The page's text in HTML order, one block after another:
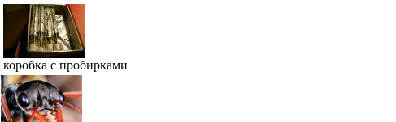
коробка с пробирками